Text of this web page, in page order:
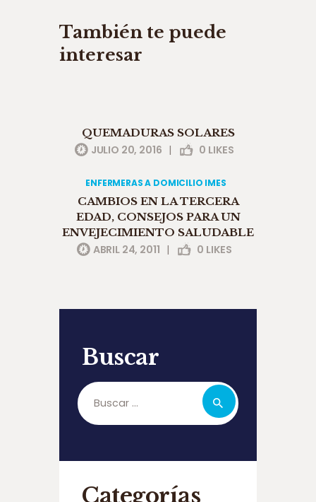
También te puede
interesar
enfermeras a domicilio imes
QUEMADURAS SOLARES
JULIO 20, 2016 | 0 LIKES
ENFERMERAS A DOMICILIO IMES
CAMBIOS EN LA TERCERA
EDAD, CONSEJOS PARA UN
ENVEJECIMIENTO SALUDABLE
ABRIL 24, 2011 | 0 LIKES
Buscar
Buscar:
Categorías